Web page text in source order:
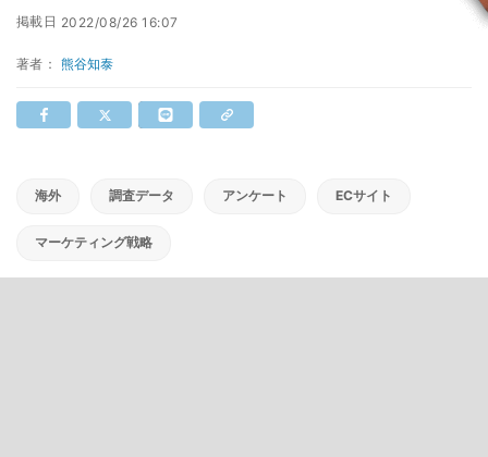
掲載日 2022/08/26 16:07
著者： 熊谷知泰
海外 調査データ アンケート ECサイト
マーケティング戦略